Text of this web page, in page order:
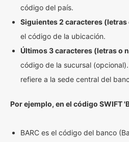
código del país.
Siguientes 2 caracteres
el código de la ubicación.
Últimos 3 caracteres (letras o
código de la sucursal
refiere a la sede central del
Por ejemplo, en el código SWIFT
BARC es el código del banco